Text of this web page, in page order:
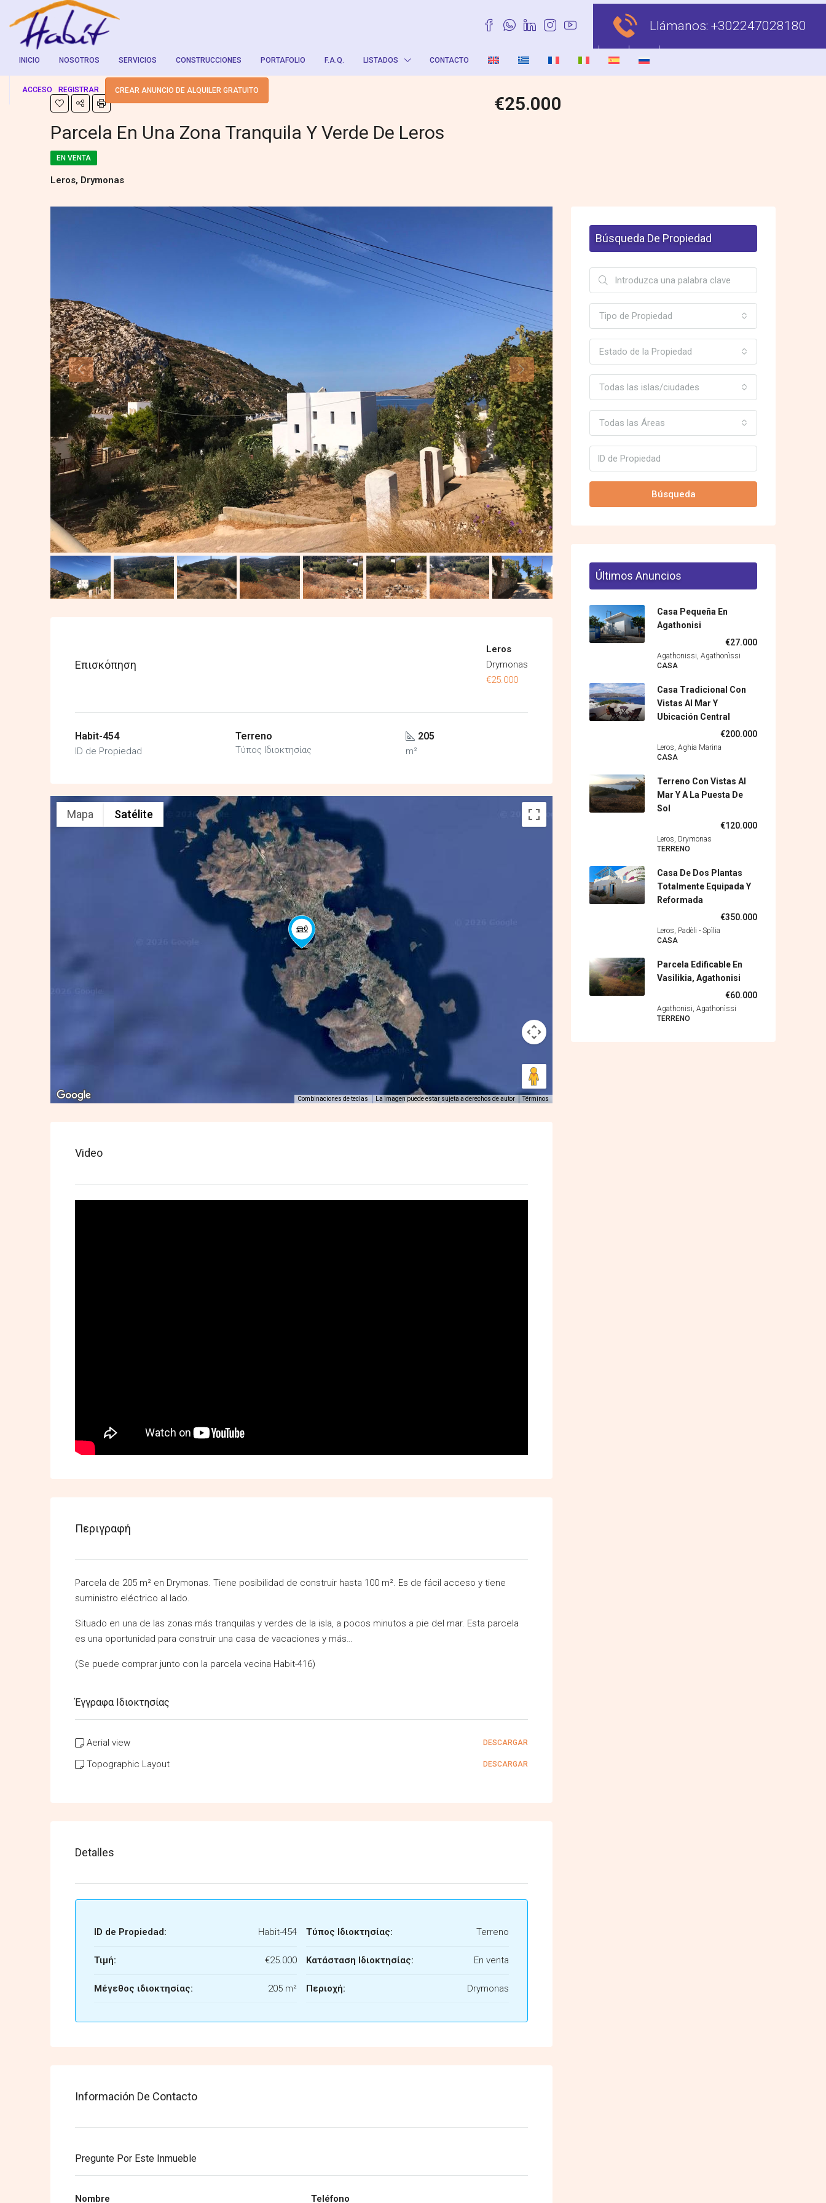
Llámanos: +302247028180
INICIO NOSOTROS SERVICIOS CONSTRUCCIONES PORTAFOLIO F.A.Q. LISTADOS CONTACTO
ACCESO REGISTRAR CREAR ANUNCIO DE ALQUILER GRATUITO
€25.000
Parcela En Una Zona Tranquila Y Verde De Leros
EN VENTA
Leros, Drymonas
Επισκόπηση
Leros
Drymonas
€25.000
Habit-454
ID de Propiedad
Terreno
Τύπος Ιδιοκτησίας
205
m²
Mapa Satélite
Combinaciones de teclas La imagen puede estar sujeta a derechos de autor Términos
Video
Περιγραφή
Parcela de 205 m² en Drymonas. Tiene posibilidad de construir hasta 100 m². Es de fácil acceso y tiene
suministro eléctrico al lado.
Situado en una de las zonas más tranquilas y verdes de la isla, a pocos minutos a pie del mar. Esta parcela
es una oportunidad para construir una casa de vacaciones y más…
(Se puede comprar junto con la parcela vecina Habit-416)
Έγγραφα Ιδιοκτησίας
Aerial view DESCARGAR
Topographic Layout DESCARGAR
Detalles
ID de Propiedad: Habit-454
Τιμή: €25.000
Μέγεθος ιδιοκτησίας: 205 m²
Τύπος Ιδιοκτησίας: Terreno
Κατάσταση Ιδιοκτησίας: En venta
Περιοχή: Drymonas
Información De Contacto
Pregunte Por Este Inmueble
Nombre Teléfono
Búsqueda De Propiedad
Tipo de Propiedad
Estado de la Propiedad
Todas las islas/ciudades
Todas las Áreas
Búsqueda
Últimos Anuncios
Casa Pequeña En
Agathonisi
€27.000
Agathonissi, Agathonìssi
CASA
Casa Tradicional Con
Vistas Al Mar Y
Ubicación Central
€200.000
Leros, Aghia Marina
CASA
Terreno Con Vistas Al
Mar Y A La Puesta De
Sol
€120.000
Leros, Drymonas
TERRENO
Casa De Dos Plantas
Totalmente Equipada Y
Reformada
€350.000
Leros, Padèli - Spìlia
CASA
Parcela Edificable En
Vasilikia, Agathonisi
€60.000
Agathonisi, Agathonìssi
TERRENO